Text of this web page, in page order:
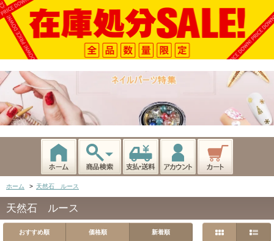
ホーム > 天然石 ルース
天然石 ルース
おすすめ順 価格順 新着順